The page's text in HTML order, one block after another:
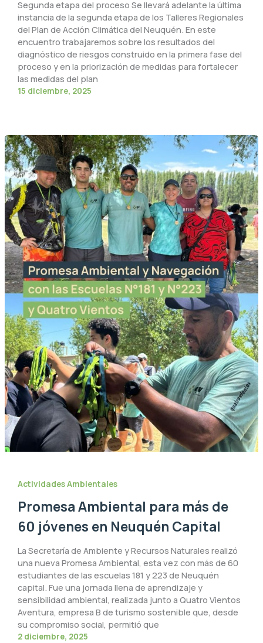
Segunda etapa del proceso Se llevará adelante la última
instancia de la segunda etapa de los Talleres Regionales
del Plan de Acción Climática del Neuquén. En este
encuentro trabajaremos sobre los resultados del
diagnóstico de riesgos construido en la primera fase del
proceso y en la priorización de medidas para fortalecer
las medidas del plan
15 diciembre, 2025
Actividades Ambientales
Promesa Ambiental para más de
60 jóvenes en Neuquén Capital
La Secretaría de Ambiente y Recursos Naturales realizó
una nueva Promesa Ambiental, esta vez con más de 60
estudiantes de las escuelas 181 y 223 de Neuquén
capital. Fue una jornada llena de aprendizaje y
sensibilidad ambiental, realizada junto a Quatro Vientos
Aventura, empresa B de turismo sostenible que, desde
su compromiso social, permitió que
2 diciembre, 2025